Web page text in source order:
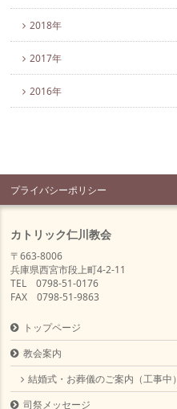
2018年
2017年
2016年
プライバシーポリシー
カトリック仁川教会
〒663-8006
兵庫県西宮市段上町4-2-11
TEL 0798-51-0176
FAX 0798-51-9863
トップページ
教会案内
結婚式・お葬儀のご案内（工事中）
司祭メッセージ